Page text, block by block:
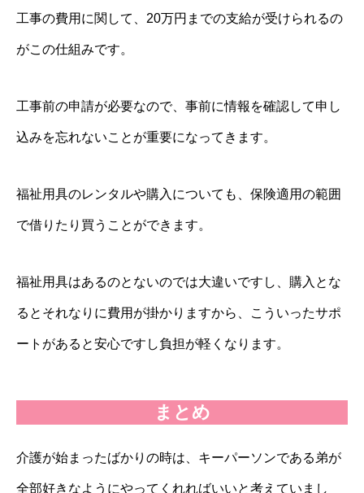
工事の費用に関して、20万円までの支給が受けられるの
がこの仕組みです。
工事前の申請が必要なので、事前に情報を確認して申し
込みを忘れないことが重要になってきます。
福祉用具のレンタルや購入についても、保険適用の範囲
で借りたり買うことができます。
福祉用具はあるのとないのでは大違いですし、購入とな
るとそれなりに費用が掛かりますから、こういったサポ
ートがあると安心ですし負担が軽くなります。
まとめ
介護が始まったばかりの時は、キーパーソンである弟が
全部好きなようにやってくれればいいと考えていまし